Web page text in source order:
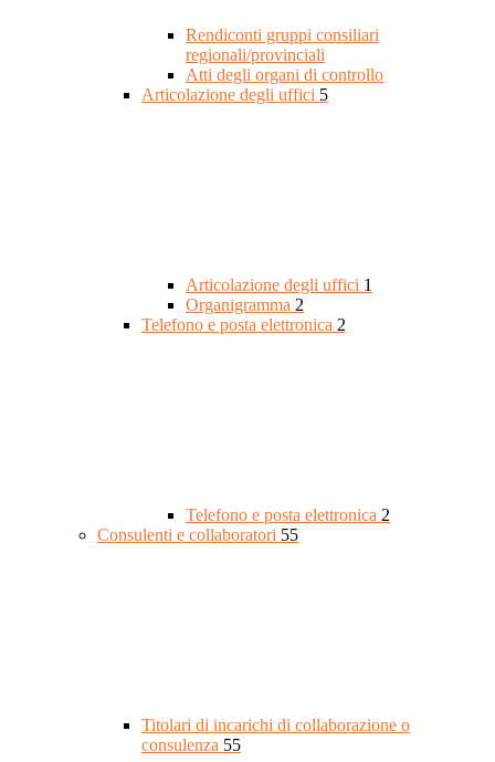
Rendiconti gruppi consiliari
regionali/provinciali
Atti degli organi di controllo
Articolazione degli uffici 5
Articolazione degli uffici 1
Organigramma 2
Telefono e posta elettronica 2
Telefono e posta elettronica 2
Consulenti e collaboratori 55
Titolari di incarichi di collaborazione o
consulenza 55